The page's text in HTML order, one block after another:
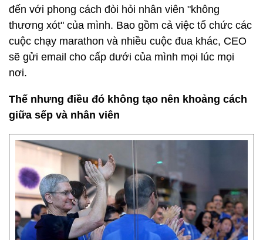
đến với phong cách đòi hỏi nhân viên "không
thương xót" của mình. Bao gồm cả việc tổ chức các
cuộc chạy marathon và nhiều cuộc đua khác, CEO
sẽ gửi email cho cấp dưới của mình mọi lúc mọi
nơi.
Thế nhưng điều đó không tạo nên khoảng cách
giữa sếp và nhân viên